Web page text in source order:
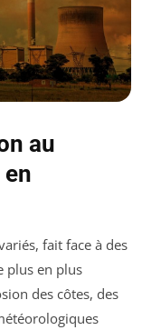
au
fait face à des
plus en plus
des côtes, des